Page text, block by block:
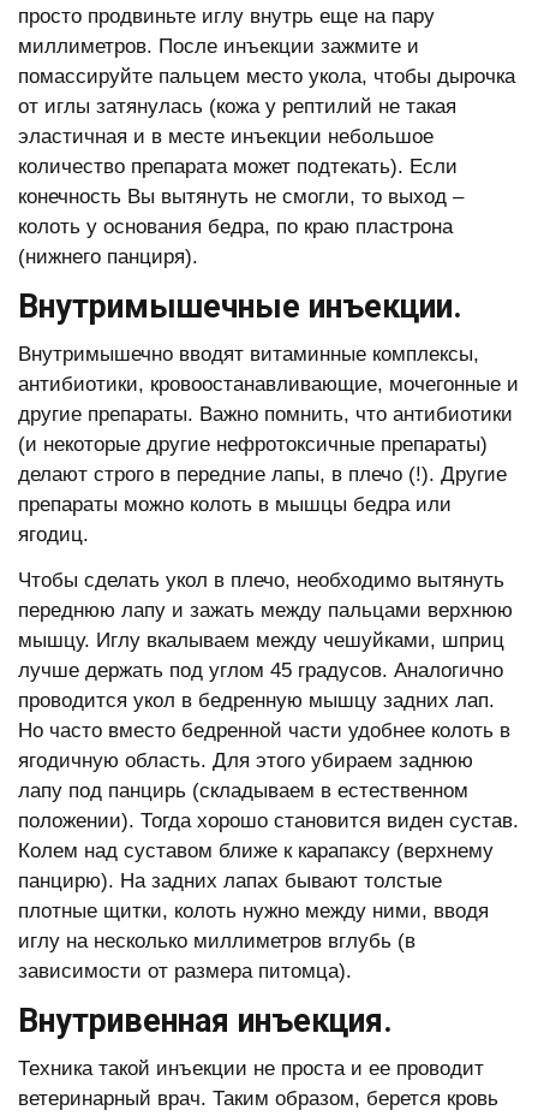
просто продвиньте иглу внутрь еще на пару
миллиметров. После инъекции зажмите и
помассируйте пальцем место укола, чтобы дырочка
от иглы затянулась (кожа у рептилий не такая
эластичная и в месте инъекции небольшое
количество препарата может подтекать). Если
конечность Вы вытянуть не смогли, то выход –
колоть у основания бедра, по краю пластрона
(нижнего панциря).
Внутримышечные инъекции.
Внутримышечно вводят витаминные комплексы,
антибиотики, кровоостанавливающие, мочегонные и
другие препараты. Важно помнить, что антибиотики
(и некоторые другие нефротоксичные препараты)
делают строго в передние лапы, в плечо (!). Другие
препараты можно колоть в мышцы бедра или
ягодиц.
Чтобы сделать укол в плечо, необходимо вытянуть
переднюю лапу и зажать между пальцами верхнюю
мышцу. Иглу вкалываем между чешуйками, шприц
лучше держать под углом 45 градусов. Аналогично
проводится укол в бедренную мышцу задних лап.
Но часто вместо бедренной части удобнее колоть в
ягодичную область. Для этого убираем заднюю
лапу под панцирь (складываем в естественном
положении). Тогда хорошо становится виден сустав.
Колем над суставом ближе к карапаксу (верхнему
панцирю). На задних лапах бывают толстые
плотные щитки, колоть нужно между ними, вводя
иглу на несколько миллиметров вглубь (в
зависимости от размера питомца).
Внутривенная инъекция.
Техника такой инъекции не проста и ее проводит
ветеринарный врач. Таким образом, берется кровь